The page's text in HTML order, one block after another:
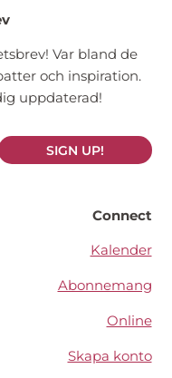
Connect
Kalender
Abonnemang
Online
Skapa konto
Var bland de
och inspiration.
uppdaterad!
SIGN UP!